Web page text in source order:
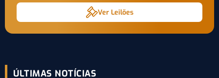
Ver Leilões
ÚLTIMAS NOTÍCIAS